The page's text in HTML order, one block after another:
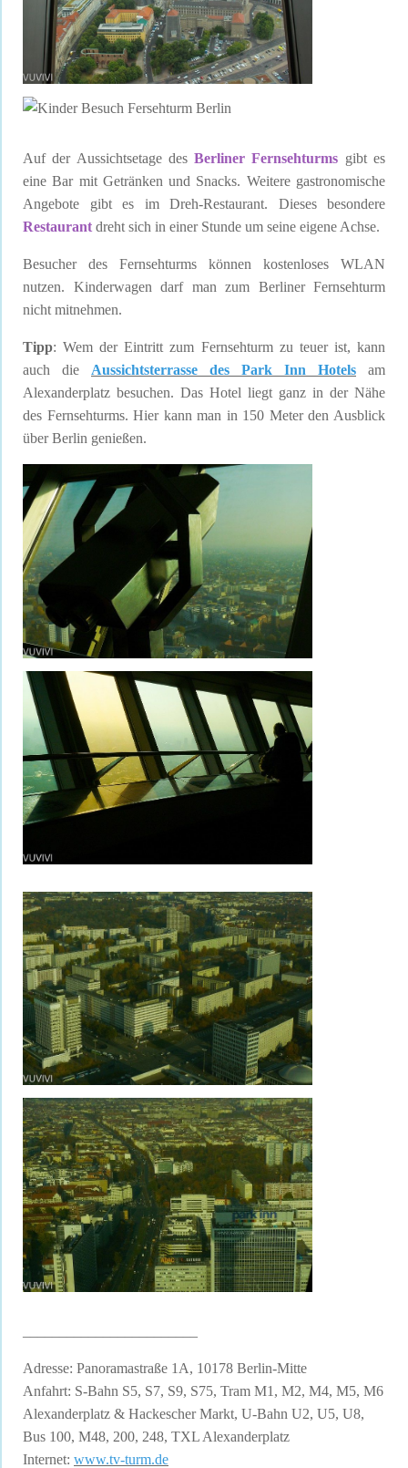
Auf der Aussichtsetage desBerliner Fernsehturms gibt es
eine Bar mit Getränken und Snacks. Weitere gastronomische
Angebote gibt es im Dreh-Restaurant. Dieses besondere
Restaurant dreht sich in einer Stunde um seine eigene Achse.
Besucher des Fernsehturms können kostenloses WLAN
nutzen. Kinderwagen darf man zum Berliner Fernsehturm
nicht mitnehmen.
Tipp: Wem der Eintritt zum Fernsehturm zu teuer ist, kann
auch die Aussichtsterrasse des Park Inn Hotels am
Alexanderplatz besuchen. Das Hotel liegt ganz in der Nähe
des Fernsehturms. Hier kann man in 150 Meter den Ausblick
über Berlin genießen.
Adresse: Panoramastraße 1A, 10178 Berlin-Mitte
Anfahrt: S-Bahn S5, S7, S9, S75, Tram M1, M2, M4, M5, M6
Alexanderplatz & Hackescher Markt, U-Bahn U2, U5, U8,
Bus 100, M48, 200, 248, TXL Alexanderplatz
Internet: www.tv-turm.de